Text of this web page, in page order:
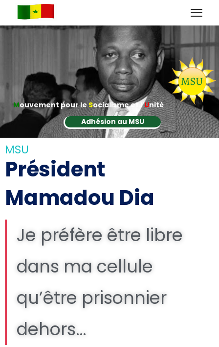
Mouvement pour leSocialisme et l'Unité
Adhésion au MSU
MSU
Président
Mamadou Dia
Je préfère être libre
dans ma cellule
qu’être prisonnier
dehors…